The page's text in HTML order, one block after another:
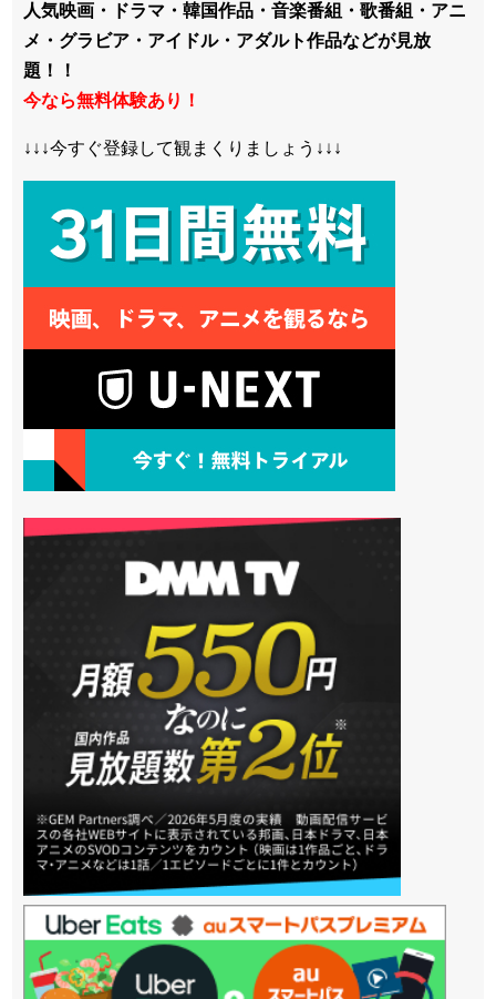
人気映画・ドラマ・韓国作品・音楽番組・歌番組・アニ
メ・グラビア・アイドル・アダルト作品などが見放
題！！
今なら無料体験あり！
↓↓↓今すぐ登録して観まくりましょう↓↓↓